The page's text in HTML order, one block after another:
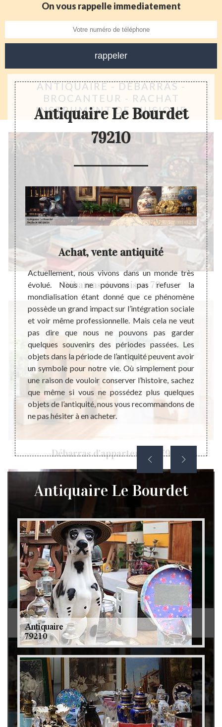
On vous rappelle immediatement
ANTIQUAIRE - DÉBARRAS -
BROCANTEUR - RACHAT
INSTRUMENT DE MUSIQUE
Débarras de maison 79
Débarras d'appartement 79
Débarras de grenier et cave 79
Antiquaire Le Bourdet
79210
un
à
La
avec
de
coût
Achat, vente antiquité
Actuellement, nous vivons dans un monde très
évolué. Nous ne pouvons pas refuser la
mondialisation étant donné que ce phénomène
possède un grand impact sur l’intégration sociale
et voir même professionnelle. Mais cela ne veut
pas dire que nous ne pouvons pas garder
quelques souvenirs des périodes passées. Les
objets dans la période de l’antiquité peuvent avoir
un symbole pour notre vie. Où simplement pour
une raison de vouloir conserver l’histoire, sachez
que même si vous ne possédez plus quelques
objets de l’antiquité, nous vous recommandons de
ne pas hésiter à en acheter.
que
le
des
Antiquaire Le Bourdet